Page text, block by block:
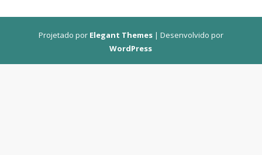
Projetado por Elegant Themes| Desenvolvido por
WordPress